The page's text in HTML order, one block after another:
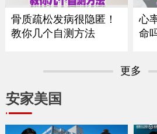
骨质疏松发病很隐匿！
教你几个自测方法
心
命
更多
安家美国